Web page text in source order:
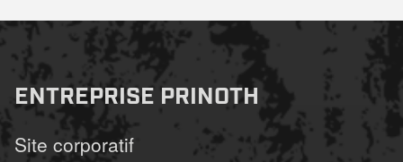
ENTREPRISE PRINOTH
Site corporatif